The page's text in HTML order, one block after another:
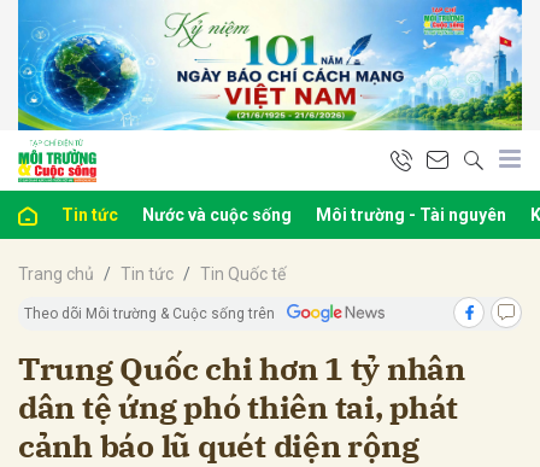
Tin tức Nước và cuộc sống Môi trường - Tài nguyên
Trang chủ Tin tức Tin Quốc tế
Theo dõi Môi trường & Cuộc sống trên
Trung Quốc chi hơn 1 tỷ nhân
dân tệ ứng phó thiên tai, phát
cảnh báo lũ quét diện rộng
luận
Hủy